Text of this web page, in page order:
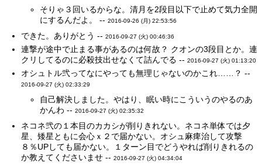
そりゃ３回いるからな。清月を2段目以下で止めて気力全開
にするんだよ。 --2016-09-26 (月) 22:53:56
できた。ありがとう --2016-09-27 (火) 00:46:36
連撃が途中で止まる事があるのは何故？ クオンの3段目とか。連
クリしてるのに必殺技出せなくて詰んでる --2016-09-27 (火) 01:13:20
オシュトル弐ってなにやっても無理じゃないのかこれ……？ --
2016-09-27 (火) 02:33:29
自己解決しました。やはり、眠い時にこういうのやるのあ
かんわ --2016-09-27 (火) 02:35:32
ネコネ弐の１本目のカカシが削りきれない。ネコネ単体では夕
星、矮星ともに会心ｘ２で届かない。オシュ麻痺治して攻撃
８％UPしても届かない。１ターン目でどうやれば削りきれるの
か教えてくださいませ --2016-09-27 (火) 04:34:04